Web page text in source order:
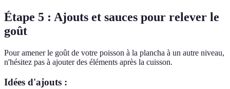
Étape 5 : Ajouts et sauces pour relever le
goût
Pour amener le goût de votre poisson à la plancha à un autre niveau,
n'hésitez pas à ajouter des éléments après la cuisson.
Idées d'ajouts :